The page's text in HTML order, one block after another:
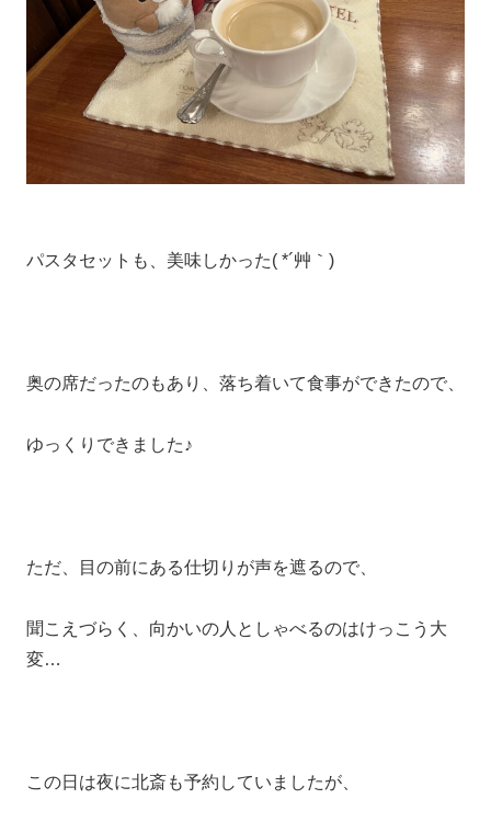
パスタセットも、美味しかった( *´艸｀)
奥の席だったのもあり、落ち着いて食事ができたので、
ゆっくりできました♪
ただ、目の前にある仕切りが声を遮るので、
聞こえづらく、向かいの人としゃべるのはけっこう大
変…
この日は夜に北斎も予約していましたが、